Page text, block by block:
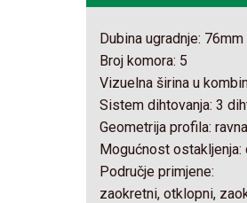
Dubina ugradnje: 76mm
Broj komora: 5
Vizuelna širina u
Sistem dihtovanja: 3
Geometrija profila: ravna
Mogućnost ostakljenja:
Područje primjene:
zaokretni, otklopni,